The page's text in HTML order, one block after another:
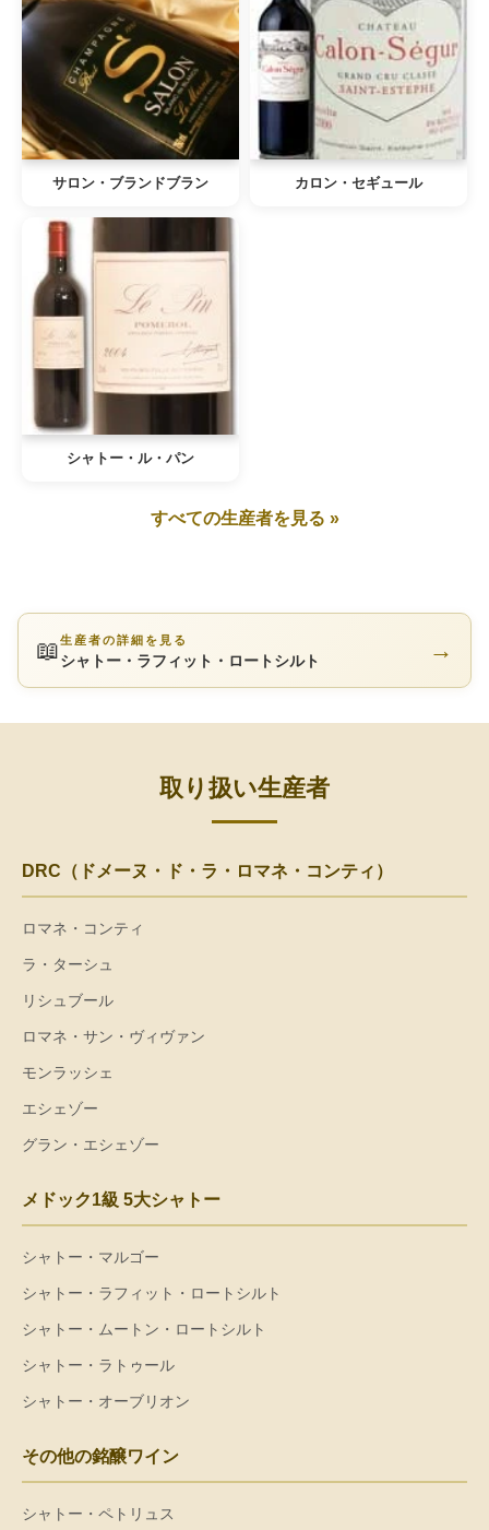
サロン・ブランドブラン カロン・セギュール
シャトー・ル・パン
すべての生産者を見る »
📖生産者の詳細を見る
シャトー・ラフィット・ロートシルト →
取り扱い生産者
DRC（ドメーヌ・ド・ラ・ロマネ・コンティ）
ロマネ・コンティ
ラ・ターシュ
リシュブール
ロマネ・サン・ヴィヴァン
モンラッシェ
エシェゾー
グラン・エシェゾー
メドック1級 5大シャトー
シャトー・マルゴー
シャトー・ラフィット・ロートシルト
シャトー・ムートン・ロートシルト
シャトー・ラトゥール
シャトー・オーブリオン
その他の銘醸ワイン
シャトー・ペトリュス